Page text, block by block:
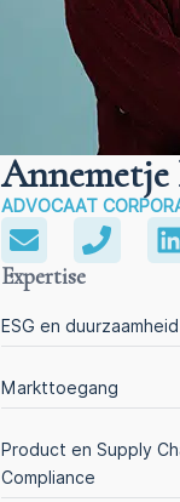
Annemetje
ADVOCAAT
Expertise
ESG en duurzaamheid
Markttoegang
Product en Supply
Compliance